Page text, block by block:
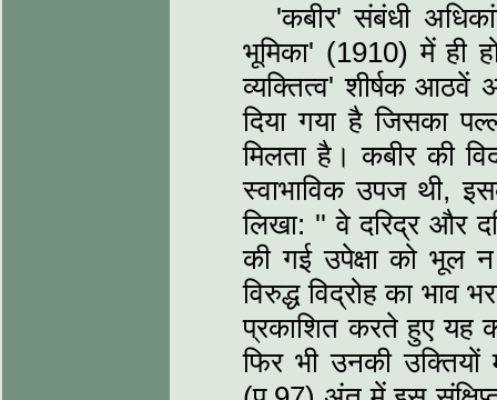
'कबीर' संबंधी
भूमिका' (1910) में ही
व्‍यक्तित्‍व' शीर्षक आठवें
दिया गया है जिसका
मिलता है। कबीर की
स्‍वाभाविक उपज थी,
लिखा: '' वे दरिद्र और
की गई उपेक्षा को
विरुद्ध विद्रोह का
प्रकाशित करते हुए यह
फिर भी उनकी